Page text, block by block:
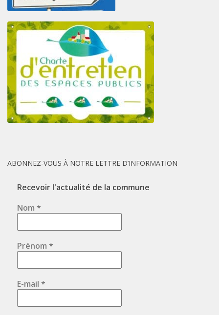
ABONNEZ-VOUS À NOTRE LETTRE D’INFORMATION
Recevoir l'actualité de la commune
Nom *
Prénom *
E-mail *